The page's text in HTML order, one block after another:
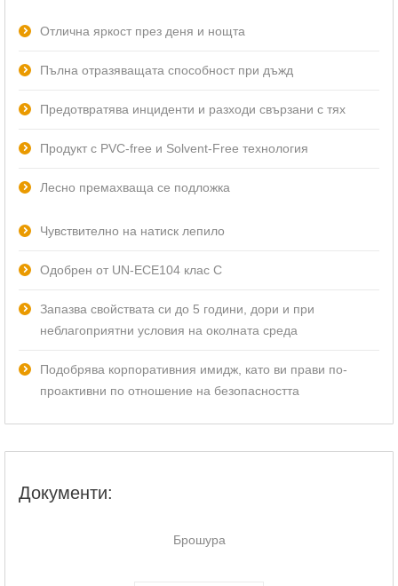
Отлична яркост през деня и нощта
Пълна отразяващата способност при дъжд
Предотвратява инциденти и разходи свързани с тях
Продукт с PVC-free и Solvent-Free технология
Лесно премахваща се подложка
Чувствително на натиск лепило
Одобрен от UN-ECE104 клас C
Запазва свойствата си до 5 години, дори и при
неблагоприятни условия на околната среда
Подобрява корпоративния имидж, като ви прави по-
проактивни по отношение на безопасността
Документи:
Брошура